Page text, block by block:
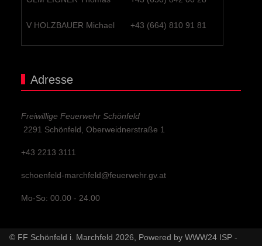
V HOLZBAUER Michael +43 (664) 810 91 81
Adresse
Freiwillige Feuerwehr Schönfeld
2291 Schönfeld, Oberweidnerstraße 1
+43 2213 3111
schoenfeld-marchfeld@feuerwehr.gv.at
Mo-So: 00.00 - 24.00
© FF Schönfeld i. Marchfeld 2026, Powered byWWW24 ISP -